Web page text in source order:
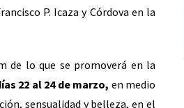
P. Icaza y Córdova en la
de lo que se promoverá en la
22 al 24 de marzo, en medio
sensualidad y belleza, en el